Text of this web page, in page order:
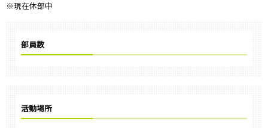
※現在休部中
部員数
活動場所